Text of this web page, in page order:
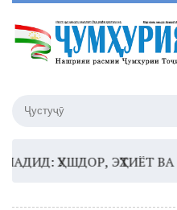
ҲУШДОР, ЭҲТИЁТ ВА